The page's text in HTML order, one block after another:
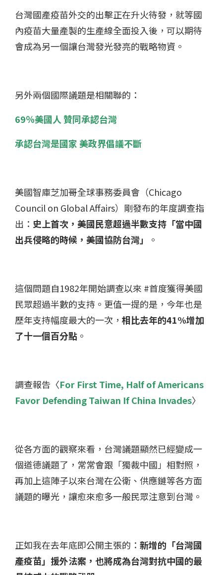
台灣國產疫苗外交的出擊正在升火待發，就等國
內疫苗大量產製的生產線全面投入後，可以期待
會成為另一個讓台灣發光發亮的戰略物資。
另外兩個國際議題是相關聯的：
69％美國人 贊同承認台灣
承認台灣是國家 美政界倡議不斷
美國智庫芝加哥全球事務委員會（Chicago
Council on Global Affairs）剛發布的年度調查指
出： 史上首次，美國民意超過半數支持「當中國
出兵侵略的時候，美國協防台灣」
。
這個問題自1982年開始調查以來 #首度獲得美國
民眾超過半數的支持。更值一提的是，今年也是
歷年支持幅度最大的一次， 相比去年的41%增加
了十一個百分點 。​
調查報告〈For First Time, Half of Americans
Favor Defending Taiwan If China Invades〉​
從各方面的觀察來看，台灣議題顯然已經變成一
個道德議題了，常常會跟「獨裁中國」相對照，
再加上這陣子以來台灣在公衛、供應鏈等各方面
議題的曝光，讓愈來愈多一般民眾注意到台灣。​
正如我在去年底即公開主張的： 新增的「台灣國
產疫苗」援外法案，也將成為台灣對抗中國的最